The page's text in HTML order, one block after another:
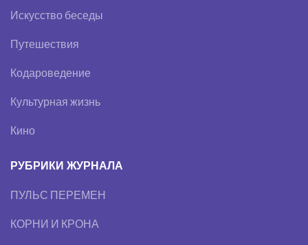
Искусство беседы
Путешествия
Кодароведение
Культурная жизнь
Кино
РУБРИКИ ЖУРНАЛА
ПУЛЬС ПЕРЕМЕН
КОРНИ И КРОНА